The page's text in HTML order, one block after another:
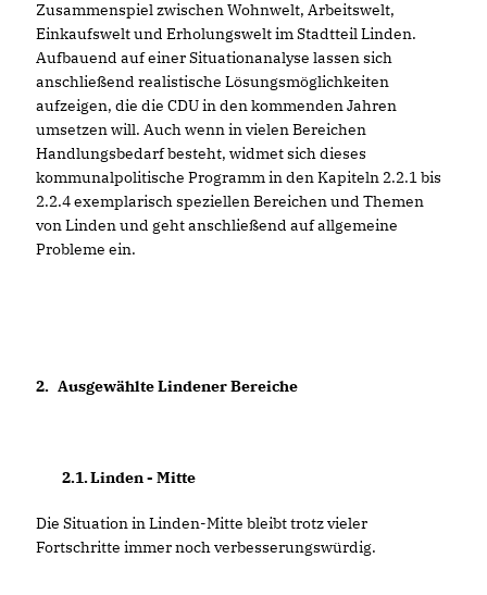
Zusammenspiel zwischen Wohnwelt, Arbeitswelt,
Einkaufswelt und Erholungswelt im Stadtteil Linden.
Aufbauend auf einer Situationanalyse lassen sich
anschließend realistische Lösungsmöglichkeiten
aufzeigen, die die CDU in den kommenden Jahren
umsetzen will. Auch wenn in vielen Bereichen
Handlungsbedarf besteht, widmet sich dieses
kommunalpolitische Programm in den Kapiteln 2.2.1 bis
2.2.4 exemplarisch speziellen Bereichen und Themen
von Linden und geht anschließend auf allgemeine
Probleme ein.
2. Ausgewählte Lindener Bereiche
2.1.Linden - Mitte
Die Situation in Linden-Mitte bleibt trotz vieler
Fortschritte immer noch verbesserungswürdig.